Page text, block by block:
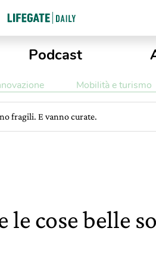
Podcast
Mobilità e turismo
fragili. E vanno curate.
cose belle